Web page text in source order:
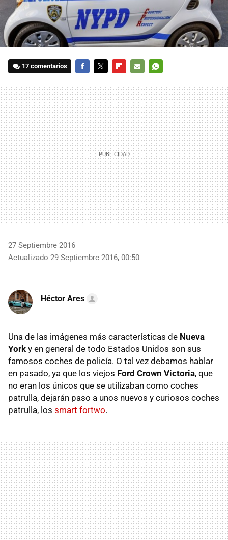
17 comentarios
MAIL
27 Septiembre 2016
Actualizado 29 Septiembre 2016, 00:50
Héctor Ares
Una de las imágenes más características de Nueva
York y en general de todo Estados Unidos son sus
famosos coches de policía. O tal vez debamos hablar
en pasado, ya que los viejos Ford Crown Victoria, que
no eran los únicos que se utilizaban como coches
patrulla, dejarán paso a unos nuevos y curiosos coches
patrulla, los smart fortwo.